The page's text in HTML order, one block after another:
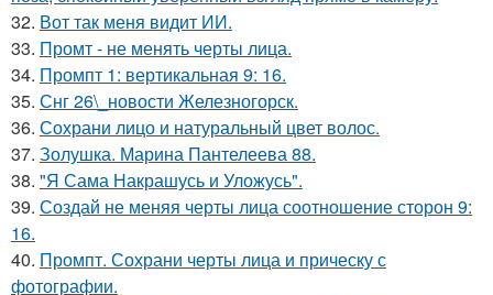
32. Вот так меня видит ИИ.
33. Промт - не менять черты лица.
34. Промпт 1: вертикальная 9: 16.
35. Снг 26\_новости Железногорск.
36. Сохрани лицо и натуральный цвет волос.
37. Золушка. Марина Пантелеева 88.
38. "Я Сама Накрашусь и Уложусь".
39. Создай не меняя черты лица соотношение сторон 9:
16.
40. Промпт. Сохрани черты лица и прическу с
фотографии.